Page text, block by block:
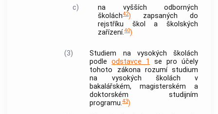
c)
na vyšších odborných
školách42) zapsaných do
rejstříku škol a školských
zařízení.40)
(3)
Studiem na vysokých školách
podleodstavce 1
se pro účely
tohoto zákona rozumí studium
na vysokých školách v
bakalářském, magisterském a
doktorském studijním
programu.43)